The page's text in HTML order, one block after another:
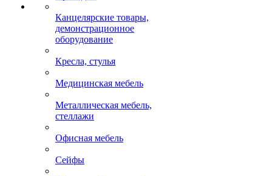
Канцелярские товары,
демонстрационное
оборудование
Кресла, стулья
Медицинская мебель
Металлическая мебель,
стеллажи
Офисная мебель
Сейфы